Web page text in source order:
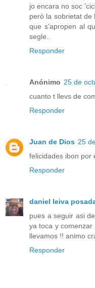
jo encara no soc
però la sobrietat de
que s'apropen al
segle..
Responder
Anónimo 25 de
cuanto t llevs de
Responder
Juan de Dios 25
felicidades ibon por
Responder
daniel leiva
pues a seguir asi
ya toca y
llevamos !! animo
Responder